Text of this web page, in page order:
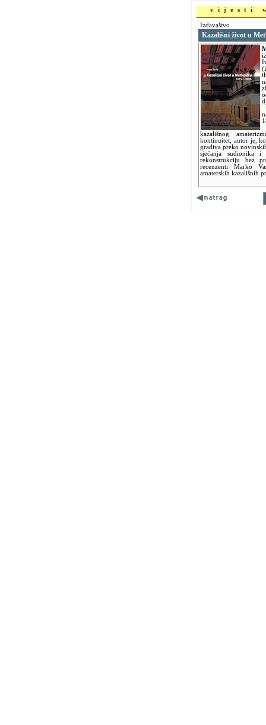
vijesti
Izdavaštvo
Kazališni život u
kazališnog
kontinuitet, autor je,
gradiva preko
sjećanja sudionika
rekonstrukciju bez
recenzenti Marko
amaterskih kazališnih